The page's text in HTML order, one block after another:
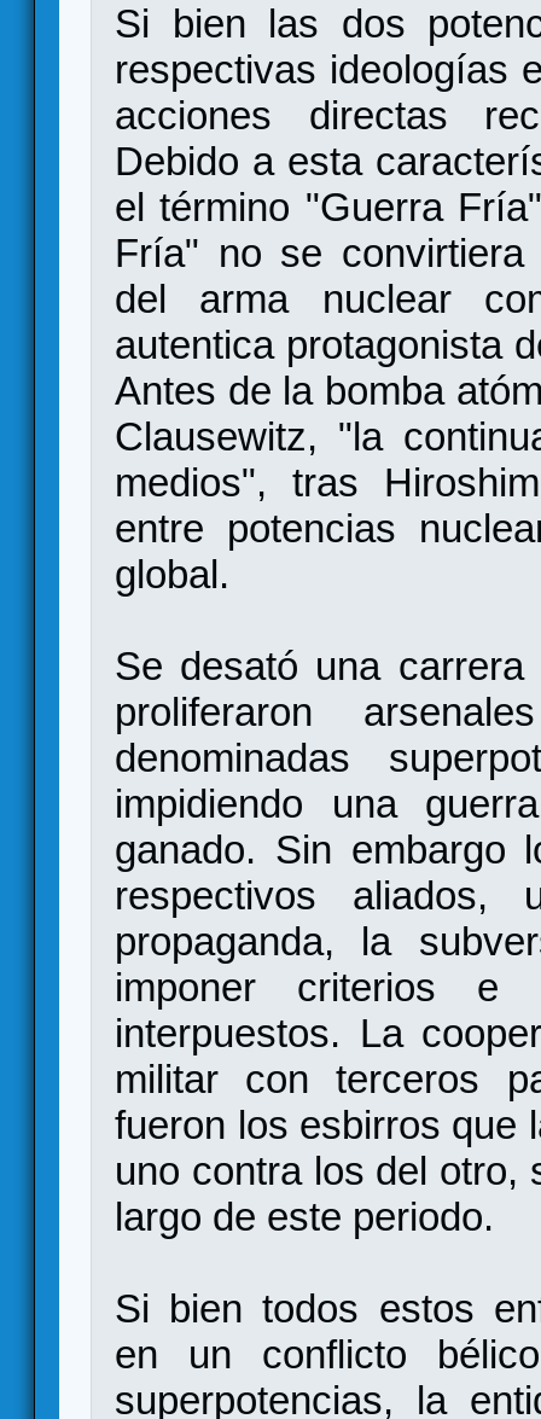
Si bien las dos
respectivas ideologías
acciones directas
Debido a esta
el término "Guerra
Fría" no se
del arma nuclear
autentica protagonista
Antes de la bomba
Clausewitz, "la
medios", tras
entre potencias
global.
Se desató una carrera
proliferaron
denominadas
impidiendo una
ganado. Sin
respectivos aliados,
propaganda, la
imponer criterios e
interpuestos. La
militar con terceros
fueron los esbirros que
uno contra los del otro,
largo de este periodo.
Si bien todos estos
en un conflicto
superpotencias, la